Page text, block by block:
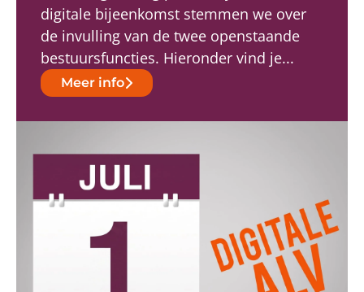
digitale bijeenkomst stemmen we over
de invulling van de twee openstaande
bestuursfuncties. Hieronder vind je...
Meer info